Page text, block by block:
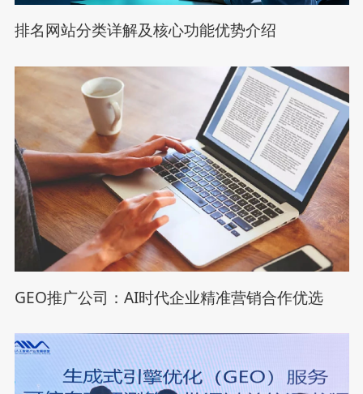
排名网站分类详解及核心功能优势介绍
GEO推广公司：AI时代企业精准营销合作优选